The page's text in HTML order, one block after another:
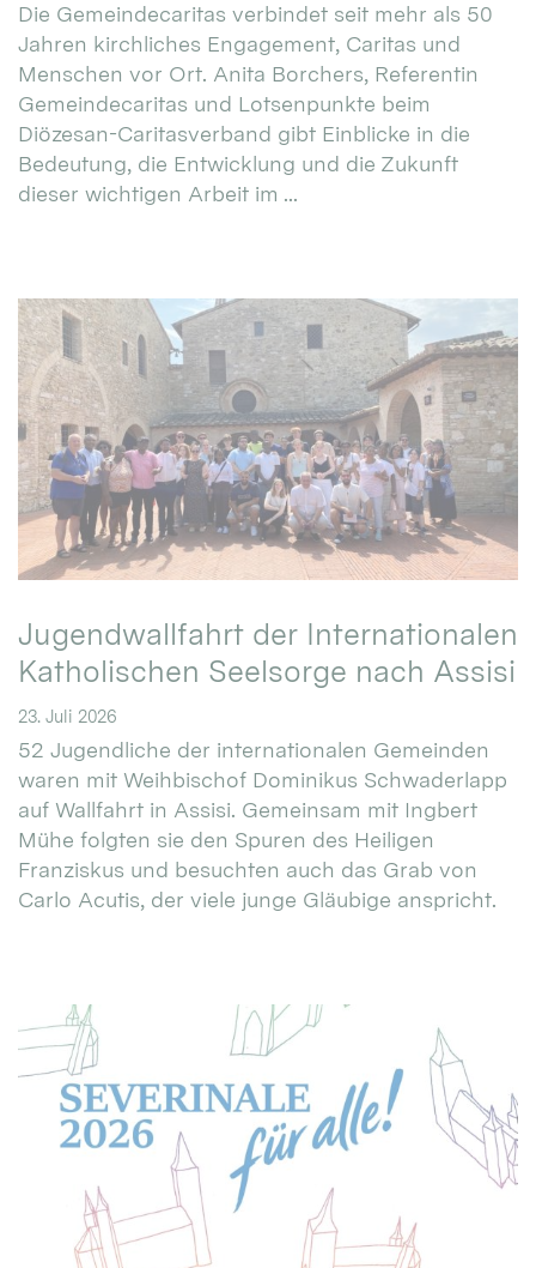
Die Gemeindecaritas verbindet seit mehr als 50
Jahren kirchliches Engagement, Caritas und
Menschen vor Ort. Anita Borchers, Referentin
Gemeindecaritas und Lotsenpunkte beim
Diözesan-Caritasverband gibt Einblicke in die
Bedeutung, die Entwicklung und die Zukunft
dieser wichtigen Arbeit im ...
Jugendwallfahrt der Internationalen
Katholischen Seelsorge nach Assisi
23. Juli 2026
52 Jugendliche der internationalen Gemeinden
waren mit Weihbischof Dominikus Schwaderlapp
auf Wallfahrt in Assisi. Gemeinsam mit Ingbert
Mühe folgten sie den Spuren des Heiligen
Franziskus und besuchten auch das Grab von
Carlo Acutis, der viele junge Gläubige anspricht.